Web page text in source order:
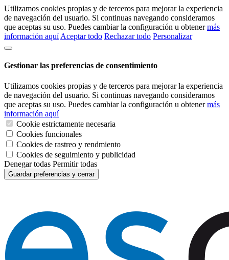
Utilizamos cookies propias y de terceros para mejorar la experiencia
de navegación del usuario. Si continuas navegando consideramos
que aceptas su uso. Puedes cambiar la configuración u obtenermás
información aquí Aceptar todo Rechazar todo Personalizar
Gestionar las preferencias de consentimiento
Utilizamos cookies propias y de terceros para mejorar la experiencia
de navegación del usuario. Si continuas navegando consideramos
que aceptas su uso. Puedes cambiar la configuración u obtenermás
información aquí
Cookie estrictamente necesaria
Cookies funcionales
Cookies de rastreo y rendmiento
Cookies de seguimiento y publicidad
Denegar todas Permitir todas
Guardar preferencias y cerrar